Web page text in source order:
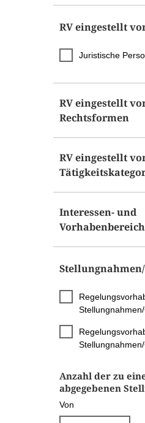
RV eingestellt
Juristische
RV eingestellt
Rechtsformen
RV eingestellt
Interessen- und
Anzahl der zu
abgegebenen
Von